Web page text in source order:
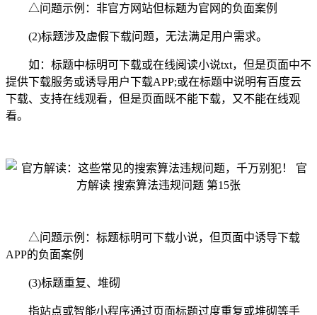
△问题示例：非官方网站但标题为官网的负面案例
(2)标题涉及虚假下载问题，无法满足用户需求。
如：标题中标明可下载或在线阅读小说txt，但是页面中不
提供下载服务或诱导用户下载APP;或在标题中说明有百度云
下载、支持在线观看，但是页面既不能下载，又不能在线观
看。
△问题示例：标题标明可下载小说，但页面中诱导下载
APP的负面案例
(3)标题重复、堆砌
指站点或智能小程序通过页面标题过度重复或堆砌等手